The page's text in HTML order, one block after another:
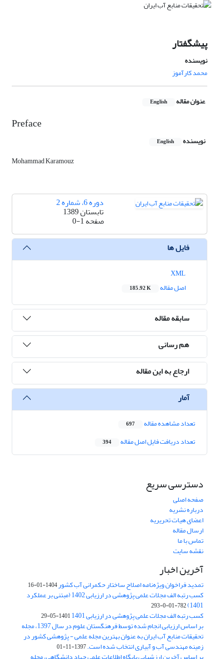
پیشگفتار
نویسنده
محمد کارآموز
عنوان مقاله English
Preface
نویسنده English
Mohammad Karamouz
دوره 6، شماره 2
تابستان 1389
صفحه0-1
فایل ها
اصل مقاله
185.92 K
سابقه مقاله
هم رسانی
ارجاع به این مقاله
آمار
تعداد مشاهده مقاله 697
تعداد دریافت فایل اصل مقاله 394
دسترسی سریع
صفحه اصلی
درباره نشریه
اعضای هیات تحریریه
ارسال مقاله
تماس با ما
نقشه سایت
آخرین اخبار
تمدید فراخوان ویژه‌نامه اصلاح ساختار حکمرانی آب کشور1404-01-16
کسب رتبه الف مجلات علمی پژوهشی در ارزیابی 1402 (مبتنی بر عملکرد
1401)
782-01-0-293
کسب رتبه الف مجلات علمی پژوهشی در ارزیابی 1401 1401-05-29
بر اساس ارزیابی انجام شده توسط فرهنگستان علوم در سال 1397، مجله
تحقیقات منابع آب ایران به عنوان بهترین مجله علمی - پژوهشی کشور در
زمینه مهندسی آب و آبیاری انتخاب شده است.1397-11-01